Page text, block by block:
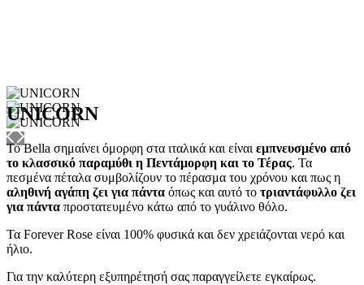
UNICORN
Το Bella σημαίνει όμορφη στα ιταλικά και είναι εμπνευσμένο από
το κλασσικό παραμύθι η Πεντάμορφη και το Τέρας. Τα
πεσμένα πέταλα συμβολίζουν το πέρασμα του χρόνου και πως η
αληθινή αγάπη ζει για πάντα όπως και αυτό το τριαντάφυλλο ζει
για πάντα προστατευμένο κάτω από το γυάλινο θόλο.
Τα Forever Rose είναι 100% φυσικά και δεν χρειάζονται νερό και
ήλιο.
Για την καλύτερη εξυπηρέτησή σας παραγγείλετε εγκαίρως.